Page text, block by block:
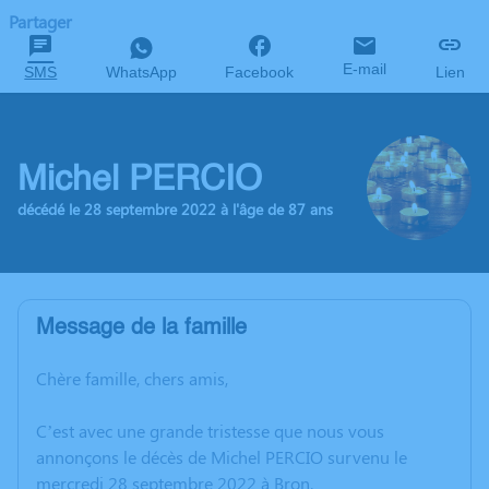
Partager
SMS WhatsApp Facebook E-mail Lien
Michel PERCIO
décédé le 28 septembre 2022 à l'âge de 87 ans
Message de la famille
Chère famille, chers amis,
C’est avec une grande tristesse que nous vous
annonçons le décès de Michel PERCIO survenu le
mercredi 28 septembre 2022 à Bron.